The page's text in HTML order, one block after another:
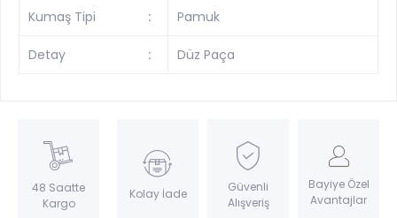
Kumaş Tipi : Pamuk
Detay : Düz Paça
48 Saatte
Kargo
Kolay İade
Güvenli
Alışveriş
Bayiye Özel
Avantajlar